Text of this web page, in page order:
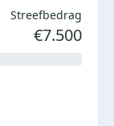
Streefbedrag
€7.500